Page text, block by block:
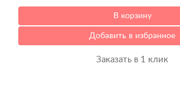
В корзину
Добавить в избранное
Заказать в 1 клик